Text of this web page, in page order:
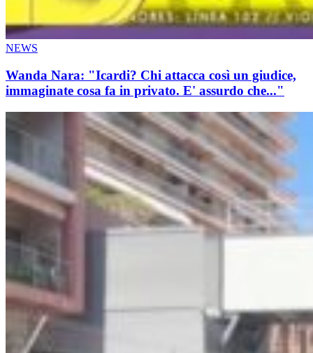
NEWS
Wanda Nara: "Icardi? Chi attacca così un giudice,
immaginate cosa fa in privato. E' assurdo che..."